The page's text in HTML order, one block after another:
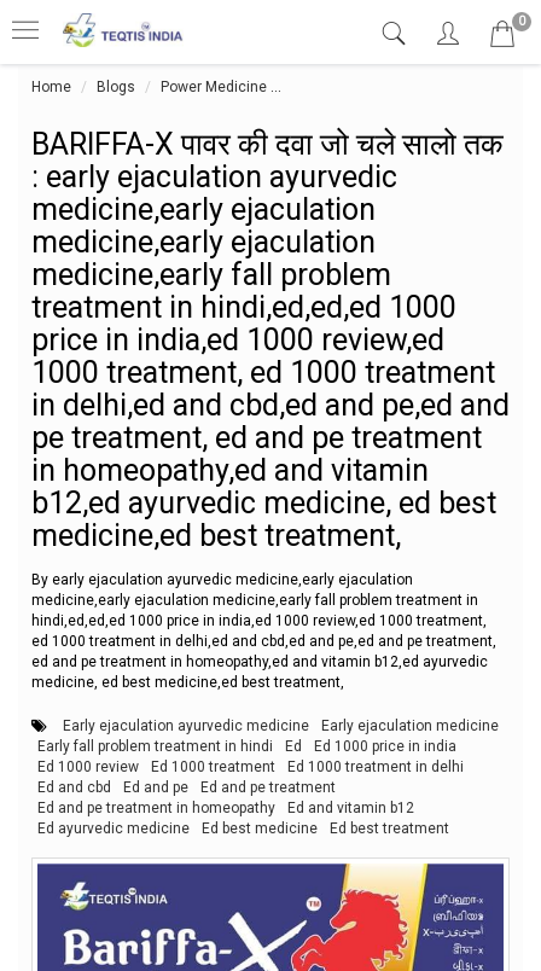
0
Home Blogs Power Medicine
BARIFFA-X पावर की दवा जो चले सालो तक
: early ejaculation ayurvedic
medicine,early ejaculation
medicine,early ejaculation
medicine,early fall problem
treatment in hindi,ed,ed,ed 1000
price in india,ed 1000 review,ed
1000 treatment, ed 1000 treatment
in delhi,ed and cbd,ed and pe,ed and
pe treatment, ed and pe treatment
in homeopathy,ed and vitamin
b12,ed ayurvedic medicine, ed best
medicine,ed best treatment,
By early ejaculation ayurvedic medicine,early ejaculation
medicine,early ejaculation medicine,early fall problem treatment in
hindi,ed,ed,ed 1000 price in india,ed 1000 review,ed 1000 treatment,
ed 1000 treatment in delhi,ed and cbd,ed and pe,ed and pe treatment,
ed and pe treatment in homeopathy,ed and vitamin b12,ed ayurvedic
medicine, ed best medicine,ed best treatment,
Early ejaculation ayurvedic medicine
Early ejaculation medicine
Early fall problem treatment in hindi
Ed
Ed 1000 price in india
Ed 1000 review
Ed 1000 treatment
Ed 1000 treatment in delhi
Ed and cbd
Ed and pe
Ed and pe treatment
Ed and pe treatment in homeopathy
Ed and vitamin b12
Ed ayurvedic medicine
Ed best medicine Ed best treatment